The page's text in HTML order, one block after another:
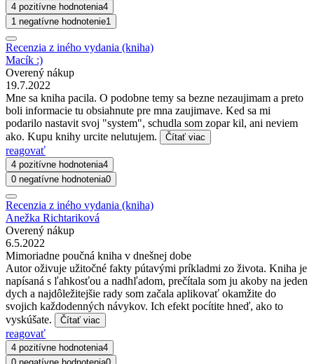
4 pozitívne hodnotenia4
1 negatívne hodnotenie1
Recenzia z iného vydania (kniha)
Macík :)
Overený nákup
19.7.2022
Mne sa kniha pacila. O podobne temy sa bezne nezaujimam a preto
boli informacie tu obsiahnute pre mna zaujimave. Ked sa mi
podarilo nastavit svoj "system", schudla som zopar kil, ani neviem
ako. Kupu knihy urcite nelutujem.
Čítať viac
reagovať
4 pozitívne hodnotenia4
0 negatívne hodnotenia0
Recenzia z iného vydania (kniha)
Anežka Richtariková
Overený nákup
6.5.2022
Mimoriadne poučná kniha v dnešnej dobe
Autor oživuje užitočné fakty pútavými príkladmi zo života. Kniha je
napísaná s ľahkosťou a nadhľadom, prečítala som ju akoby na jeden
dych a najdôležitejšie rady som začala aplikovať okamžite do
svojich každodenných návykov. Ich efekt pocítite hneď, ako to
vyskúšate.
Čítať viac
reagovať
4 pozitívne hodnotenia4